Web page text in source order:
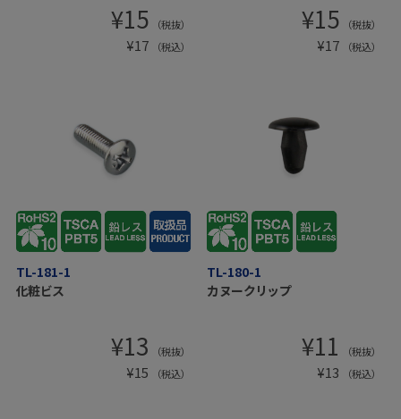
¥15 （税抜）
¥17 （税込）
¥15 （税抜）
¥17 （税込）
TL-181-1
化粧ビス
¥13 （税抜）
¥15 （税込）
TL-180-1
カヌークリップ
¥11 （税抜）
¥13 （税込）